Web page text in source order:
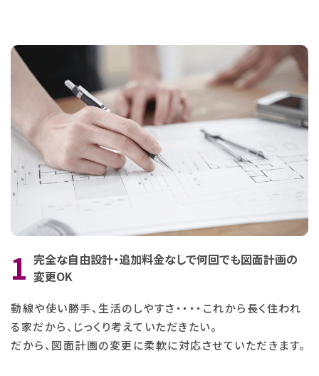
完全な自由設計・追加料金なしで何回でも図面計画の
変更OK
動線や使い勝手、生活のしやすさ・・・・これから長く住われ
る家だから、じっくり考えていただきたい。
だから、図面計画の変更に柔軟に対応させていただきます。